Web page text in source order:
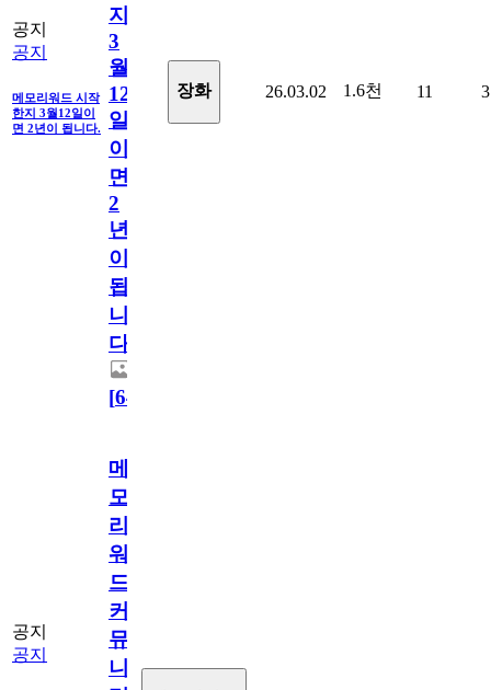
공지
공지
메모리워드 시작
한지 3월12일이
면 2년이 됩니다.
지
3
월
12
일
이
면
2
년
이
됩
니
다.
[64
장화 26.03.02 1.6천 11 3
공지
공지
메
모
리
워
드
커
뮤
니